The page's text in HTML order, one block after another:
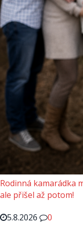
Rodinná kamarádka
ale přišel až potom!
5.8.2026
0